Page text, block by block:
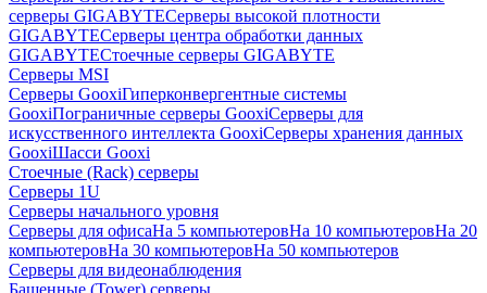
серверы GIGABYTEСерверы высокой плотности
GIGABYTEСерверы центра обработки данных
GIGABYTEСтоечные серверы GIGABYTE
Серверы MSI
Серверы GooxiГиперконвергентные системы
GooxiПограничные серверы GooxiСерверы для
искусственного интеллекта GooxiСерверы хранения данных
GooxiШасси Gooxi
Стоечные (Rack) серверы
Серверы 1U
Серверы начального уровня
Серверы для офисаНа 5 компьютеровНа 10 компьютеровНа 20
компьютеровНа 30 компьютеровНа 50 компьютеров
Серверы для видеонаблюдения
Башенные (Tower) серверы